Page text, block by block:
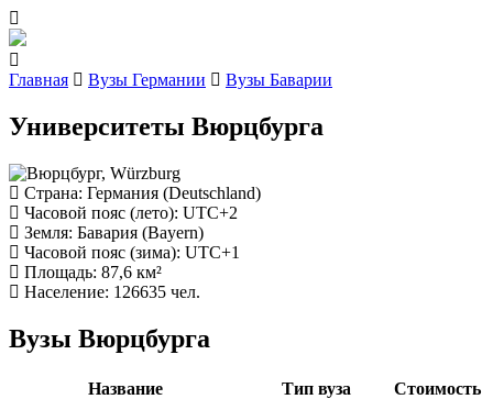
Главная Вузы Германии Вузы Баварии
Университеты Вюрцбурга
Страна: Германия (Deutschland)
Часовой пояс (лето): UTC+2
Земля: Бавария (Bayern)
Часовой пояс (зима): UTC+1
Площадь: 87,6 км²
Население: 126635 чел.
Вузы Вюрцбурга
Название Тип вуза
Стоимость